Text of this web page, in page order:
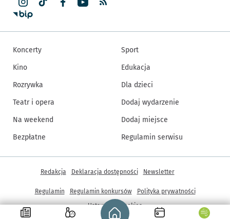
Strona główna - wroclaw.pl
Koncerty
Kino
Rozrywka
Teatr i opera
Na weekend
Bezpłatne
Sport
Edukacja
Dla dzieci
Dodaj wydarzenie
Dodaj miejsce
Regulamin serwisu
Inne informacje
Redakcja Deklaracja dostępności Newsletter
Regulamin Regulamin konkursów
Polityka prywatności
Ustawienia cookies